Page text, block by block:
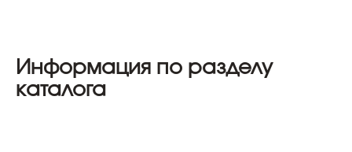
Информация по разделу
каталога